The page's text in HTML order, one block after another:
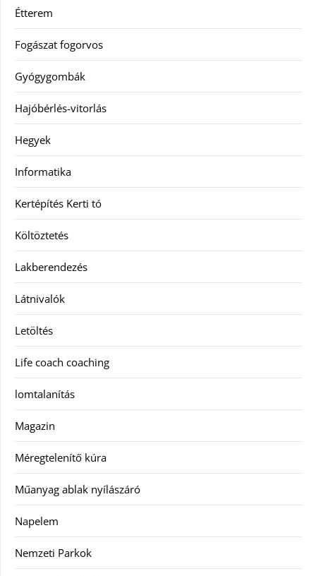
Étterem
Fogászat fogorvos
Gyógygombák
Hajóbérlés-vitorlás
Hegyek
Informatika
Kertépítés Kerti tó
Költöztetés
Lakberendezés
Látnivalók
Letöltés
Life coach coaching
lomtalanítás
Magazin
Méregtelenítő kúra
Műanyag ablak nyílászáró
Napelem
Nemzeti Parkok